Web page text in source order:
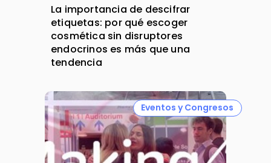
La importancia de descifrar
etiquetas: por qué escoger
cosmética sin disruptores
endocrinos es más que una
tendencia
Eventos y Congresos